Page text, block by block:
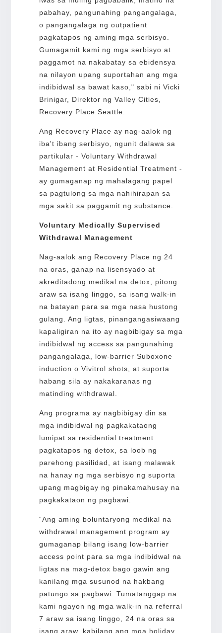
pabahay, pangunahing pangangalaga,
o pangangalaga ng outpatient
pagkatapos ng aming mga serbisyo.
Gumagamit kami ng mga serbisyo at
paggamot na nakabatay sa ebidensya
na nilayon upang suportahan ang mga
indibidwal sa bawat kaso," sabi ni Vicki
Brinigar, Direktor ng Valley Cities,
Recovery Place Seattle.
Ang Recovery Place ay nag-aalok ng
iba't ibang serbisyo, ngunit dalawa sa
partikular - Voluntary Withdrawal
Management at Residential Treatment -
ay gumaganap ng mahalagang papel
sa pagtulong sa mga nahihirapan sa
mga sakit sa paggamit ng substance.
Voluntary Medically Supervised
Withdrawal Management
Nag-aalok ang Recovery Place ng 24
na oras, ganap na lisensyado at
akreditadong medikal na detox, pitong
araw sa isang linggo, sa isang walk-in
na batayan para sa mga nasa hustong
gulang. Ang ligtas, pinangangasiwaang
kapaligiran na ito ay nagbibigay sa mga
indibidwal ng access sa pangunahing
pangangalaga, low-barrier Suboxone
induction o Vivitrol shots, at suporta
habang sila ay nakakaranas ng
matinding withdrawal.
Ang programa ay nagbibigay din sa
mga indibidwal ng pagkakataong
lumipat sa residential treatment
pagkatapos ng detox, sa loob ng
parehong pasilidad, at isang malawak
na hanay ng mga serbisyo ng suporta
upang magbigay ng pinakamahusay na
pagkakataon ng pagbawi.
“Ang aming boluntaryong medikal na
withdrawal management program ay
gumaganap bilang isang low-barrier
access point para sa mga indibidwal na
ligtas na mag-detox bago gawin ang
kanilang mga susunod na hakbang
patungo sa pagbawi. Tumatanggap na
kami ngayon ng mga walk-in na referral
7 araw sa isang linggo, 24 na oras sa
isang araw, kabilang ang mga holiday